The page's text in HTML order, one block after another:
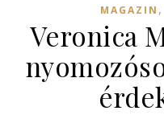
MAGAZIN ,
Veronica